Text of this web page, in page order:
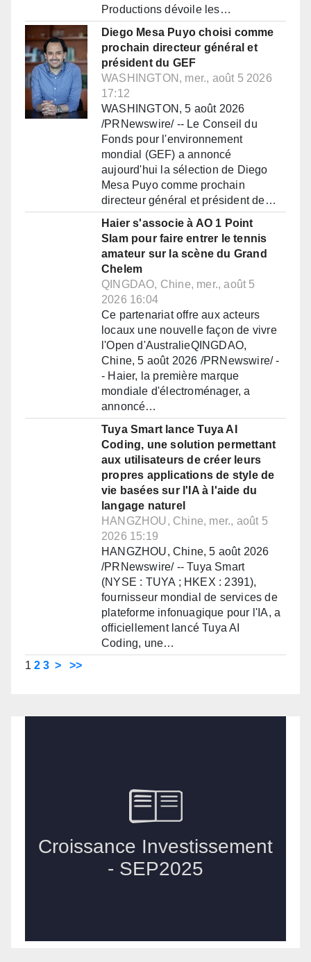
Productions dévoile les…
Diego Mesa Puyo choisi comme
prochain directeur général et
président du GEF
WASHINGTON, mer., août 5 2026
17:12
WASHINGTON, 5 août 2026
/PRNewswire/ -- Le Conseil du
Fonds pour l'environnement
mondial (GEF) a annoncé
aujourd'hui la sélection de Diego
Mesa Puyo comme prochain
directeur général et président de…
Haier s'associe à AO 1 Point
Slam pour faire entrer le tennis
amateur sur la scène du Grand
Chelem
QINGDAO, Chine, mer., août 5
2026 16:04
Ce partenariat offre aux acteurs
locaux une nouvelle façon de vivre
l'Open d'AustralieQINGDAO,
Chine, 5 août 2026 /PRNewswire/ -
- Haier, la première marque
mondiale d'électroménager, a
annoncé…
Tuya Smart lance Tuya AI
Coding, une solution permettant
aux utilisateurs de créer leurs
propres applications de style de
vie basées sur l'IA à l'aide du
langage naturel
HANGZHOU, Chine, mer., août 5
2026 15:19
HANGZHOU, Chine, 5 août 2026
/PRNewswire/ -- Tuya Smart
(NYSE : TUYA ; HKEX : 2391),
fournisseur mondial de services de
plateforme infonuagique pour l'IA, a
officiellement lancé Tuya AI
Coding, une…
1 2 3 > >>